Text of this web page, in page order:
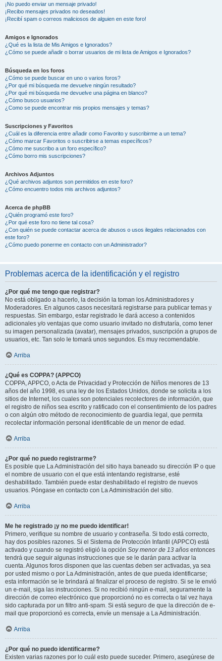
¡No puedo enviar un mensaje privado!
¡Recibo mensajes privados no deseados!
¡Recibí spam o correos maliciosos de alguien en este foro!
Amigos e Ignorados
¿Qué es la lista de Mis Amigos e Ignorados?
¿Cómo se puede añadir o borrar usuarios de mi lista de Amigos e Ignorados?
Búsqueda en los foros
¿Cómo se puede buscar en uno o varios foros?
¿Por qué mi búsqueda me devuelve ningún resultado?
¿Por qué mi búsqueda me devuelve una página en blanco?
¿Cómo busco usuarios?
¿Como se puede encontrar mis propios mensajes y temas?
Suscripciones y Favoritos
¿Cuál es la diferencia entre añadir como Favorito y suscribirme a un tema?
¿Cómo marcar Favoritos o suscribirse a temas específicos?
¿Cómo me suscribo a un foro específico?
¿Cómo borro mis suscripciones?
Archivos Adjuntos
¿Qué archivos adjuntos son permitidos en este foro?
¿Cómo encuentro todos mis archivos adjuntos?
Acerca de phpBB
¿Quién programó este foro?
¿Por qué este foro no tiene tal cosa?
¿Con quién se puede contactar acerca de abusos o usos ilegales relacionados con
este foro?
¿Cómo puedo ponerme en contacto con un Administrador?
Problemas acerca de la identificación y el registro
¿Por qué me tengo que registrar?
No está obligado a hacerlo, la decisión la toman los Administradores y
Moderadores. En algunos casos necesitará registrarse para publicar temas y
respuestas. Sin embargo, estar registrado le dará acceso a contenidos
adicionales y/o ventajas que como usuario invitado no disfrutaría, como tener
su imagen personalizada (avatar), mensajes privados, suscripción a grupos de
usuarios, etc. Tan solo le tomará unos segundos. Es muy recomendable.
Arriba
¿Qué es COPPA? (APPCO)
COPPA, APPCO, o Acta de Privacidad y Protección de Niños menores de 13
años del año 1998, es una ley de los Estados Unidos, donde se solicita a los
sitios de Internet, los cuales son potenciales recolectores de información, que
el registro de niños sea escrito y ratificado con el consentimiento de los padres
o con algún otro método de reconocimiento de guardia legal, que permita
recolectar información personal identificable de un menor de edad.
Arriba
¿Por qué no puedo registrarme?
Es posible que La Administración del sitio haya baneado su dirección IP o que
el nombre de usuario con el que está intentando registrarse, esté
deshabilitado. También puede estar deshabilitado el registro de nuevos
usuarios. Póngase en contacto con La Administración del sitio.
Arriba
Me he registrado ¡y no me puedo identificar!
Primero, verifique su nombre de usuario y contraseña. Si todo está correcto,
hay dos posibles razones. Si el Sistema de Protección Infantil (APPCO) está
activado y cuando se registró eligió la opción Soy menor de 13 años entonces
tendrá que seguir algunas instrucciones que se le darán para activar la
cuenta. Algunos foros disponen que las cuentas deben ser activadas, ya sea
por usted mismo o por La Administración, antes de que pueda identificarse;
esta información se le brindará al finalizar el proceso de registro. Si se le envió
un e-mail, siga las instrucciones. Si no recibió ningún e-mail, seguramente la
dirección de correo electrónico que proporcionó no es correcta o tal vez haya
sido capturada por un filtro anti-spam. Si está seguro de que la dirección de e-
mail que proporcionó es correcta, envíe un mensaje a La Administración.
Arriba
¿Por qué no puedo identificarme?
Existen varias razones por lo cuál esto puede suceder. Primero, asegúrese de